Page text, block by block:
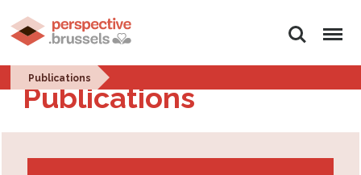
Rechercher
Menu
Publications
Publications